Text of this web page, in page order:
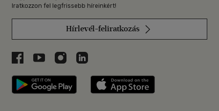
Iratkozzon fel legfrissebb híreinkért!
Hírlevél-feliratkozás
Libri a Facebookon
Libri a Youtube-on
Libri az Instagramon
Libri a LinkedInen
Libri applikáció Szerezd meg: Google